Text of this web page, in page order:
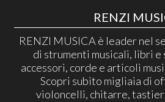
RENZI
RENZI MUSICA è leader nel
di strumenti musicali, libri
accessori, corde e articoli
Scopri subito migliaia di
violoncelli, chitarre,